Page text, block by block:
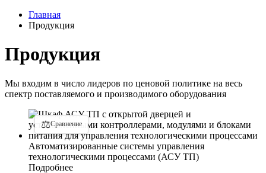
Главная
Продукция
Продукция
Мы входим в число лидеров по ценовой политике на весь
спектр поставляемого и производимого оборудования
⚖Сравнение
Автоматизированные системы управления
технологическими процессами (АСУ ТП)
Подробнее